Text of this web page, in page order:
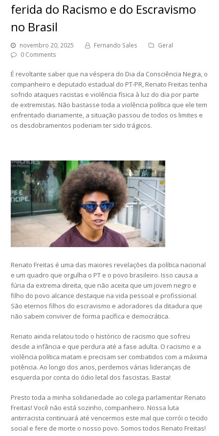
ferida do Racismo e do Escravismo
no Brasil
novembro 20, 2025 Fernando Sales
Geral
0 Comments
É revoltante saber que na véspera do Dia da Consciência Negra, o
companheiro e deputado estadual do PT-PR, Renato Freitas tenha
sofrido ataques racistas e violência física à luz do dia por parte
de extremistas. Não bastasse toda a violência política que ele tem
enfrentado diariamente, a situação passou de todos os limites e
os desdobramentos poderiam ter sido trágicos.
Renato Freitas é uma das maiores revelações da política nacional
e um quadro que orgulha o PT e o povo brasileiro. Isso causa a
fúria da extrema direita, que não aceita que um jovem negro e
filho do povo alcance destaque na vida pessoal e profissional.
São eternos filhos do escravismo e adoradores da ditadura que
não sabem conviver de forma pacífica e democrática.
Renato ainda relatou todo o histórico de racismo que sofreu
desde a infância e que perdura até a fase adulta. O racismo e a
violência política matam e precisam ser combatidos com a máxima
potência. Ao longo dos anos, perdemos várias lideranças de
esquerda por conta do ódio letal dos fascistas. Basta!
Presto toda a minha solidariedade ao colega parlamentar Renato
Freitas! Você não está sozinho, companheiro. Nossa luta
antirracista continuará até vencermos este mal que corrói o tecido
social e fere de morte o nosso povo. Somos todos Renato Freitas!